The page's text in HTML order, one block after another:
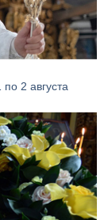
2 августа